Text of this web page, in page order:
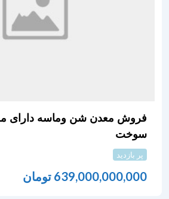
فروش معدن شن وماسه دارای
سوخت
پر بازدید
639,000,000,000 تومان